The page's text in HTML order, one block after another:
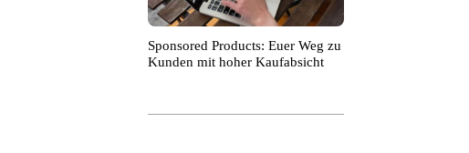
Sponsored Products: Euer Weg zu
Kunden mit hoher Kaufabsicht